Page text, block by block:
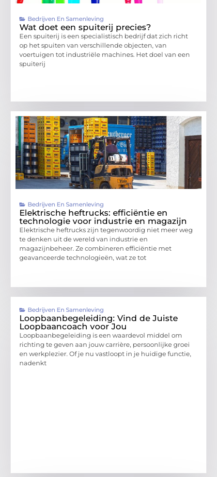
Bedrijven En Samenleving
Wat doet een spuiterij precies?
Een spuiterij is een specialistisch bedrijf dat zich richt
op het spuiten van verschillende objecten, van
voertuigen tot industriële machines. Het doel van een
spuiterij
Bedrijven En Samenleving
Elektrische heftrucks: efficiëntie en
technologie voor industrie en magazijn
Elektrische heftrucks zijn tegenwoordig niet meer weg
te denken uit de wereld van industrie en
magazijnbeheer. Ze combineren efficiëntie met
geavanceerde technologieën, wat ze tot
Bedrijven En Samenleving
Loopbaanbegeleiding: Vind de Juiste
Loopbaancoach voor Jou
Loopbaanbegeleiding is een waardevol middel om
richting te geven aan jouw carrière, persoonlijke groei
en werkplezier. Of je nu vastloopt in je huidige functie,
nadenkt